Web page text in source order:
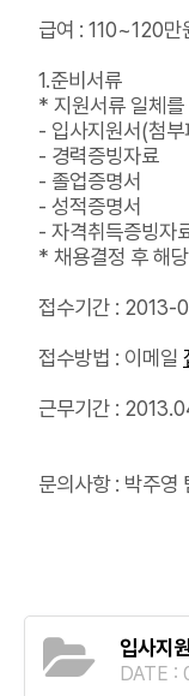
급여 : 110~120만
1.준비서류
* 지원서류 일체
- 입사지원서(첨
- 경력증빙자료
- 졸업증명서
- 성적증명서
- 자격취득증빙자
* 채용결정 후 해
접수기간 :
접수방법 : 이메일
근무기간 :
문의사항 : 박주
입사지
DATE